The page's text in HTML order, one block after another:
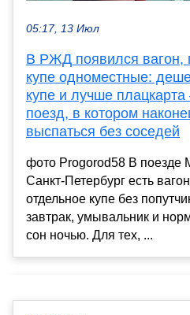
05:17, 13 Июл
В РЖД появился вагон,
купе одноместные:
купе и лучше
поезд, в котором
выспаться без соседей
фото Progorod58 В поезде
Санкт-Петербург есть
отдельное купе без
завтрак, умывальник и
сон ночью. Для тех, ...